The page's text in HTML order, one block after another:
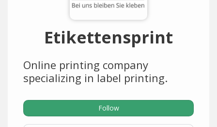
Etikettensprint
Online printing company
specializing in label printing.
Follow